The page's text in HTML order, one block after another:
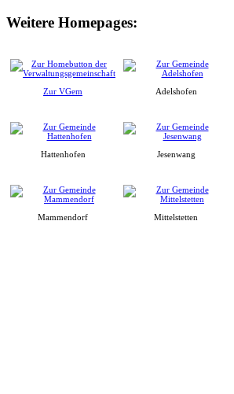
Weitere Homepages:
Zur VGem Adelshofen
Hattenhofen Jesenwang
Mammendorf Mittelstetten